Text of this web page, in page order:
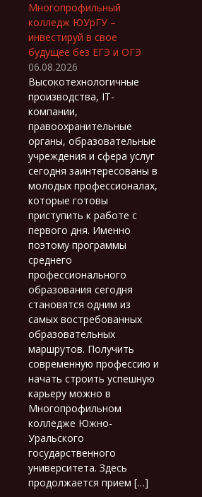
Многопрофильный
колледж ЮУрГУ –
инвестируй в свое
будущее без ЕГЭ и ОГЭ
06.08.2026
Высокотехнологичные
производства, IT-
компании,
правоохранительные
органы, образовательные
учреждения и сфера услуг
сегодня заинтересованы в
молодых профессионалах,
которые готовы
приступить к работе с
первого дня. Именно
поэтому программы
среднего
профессионального
образования сегодня
становятся одним из
самых востребованных
образовательных
маршрутов. Получить
современную профессию и
начать строить успешную
карьеру можно в
Многопрофильном
колледже Южно-
Уральского
государственного
университета. Здесь
продолжается прием […]